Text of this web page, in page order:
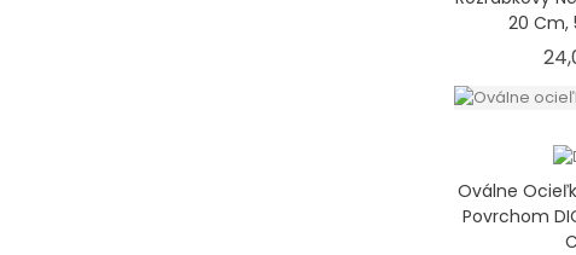
20 Cm,
Oválne
Povrchom